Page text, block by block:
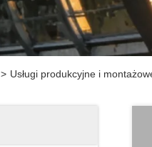
> Usługi produkcyjne i